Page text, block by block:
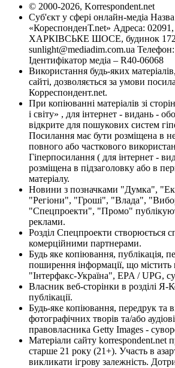
© 2000-2026, Korrespondent.net
Суб'єкт у сфері онлайн-медіа
«КореспонденТ.net» Адреса: 02091,
ХАРКІВСЬКЕ ШОСЕ, будинок 172-
sunlight@mediadim.com.ua
Ідентифікатор медіа – R40-06068
Використання будь-яких
сайті, дозволяється за умови
Корреспондент.net.
При копіюванні матеріалів зі
і світу» , для інтернет - видань -
відкрите для пошукових систем
Посилання має бути розміщена в
повного або часткового
Гіперпосилання ( для інтернет -
розміщена в підзаголовку або в
матеріалу.
Новини з позначками "Думка",
"Регіони", "Гроші", "Влада",
"Спецпроекти", "Промо"
реклами.
Розділ Спецпроекти створюється
комерційними партнерами.
Будь яке копіювання, публікація,
поширення інформації, що містить
"Інтерфакс-Україна", EPA / UPG,
Власник веб-сторінки в розділі Я-
публікації.
Будь-яке копіювання, передрук та
фотографічних творів та/або
правовласника Getty Images -
Матеріали сайту korrespondent.net
старше 21 року (21+). Участь в
викликати ігрову залежність.